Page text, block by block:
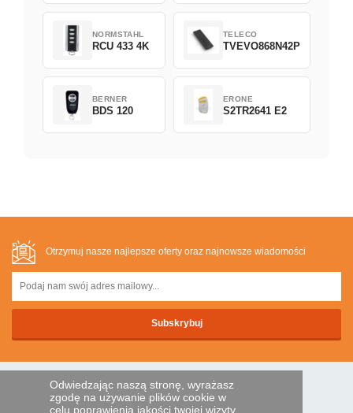
Odwiedzając naszą stronę, wyrażasz
zgodę na używanie plików cookie w
celu poprawienia jakości twojej wizyty,
NORMSTAHL
RCU 433 4K
TELECO
TVEVO868N42P
BERNER
BDS 120
ERONE
S2TR2641 E2
Otrzymuj nasze najlepsze oferty oraz najnowsze wiadomości
BEZPIECZNA PLATNOSC